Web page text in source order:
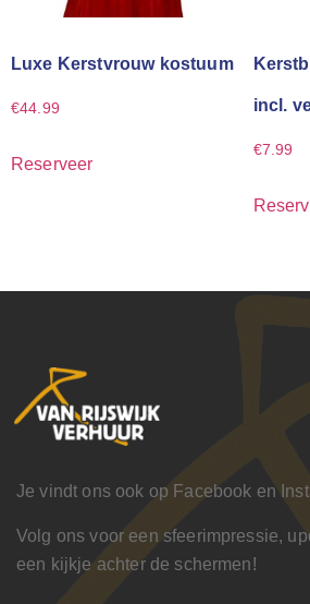
Luxe Kerstvrouw kostuum
€44.99
Reserveer
incl.
€7.99
Je vindt ons ook op Facebook en
Volg ons voor een sfeerimpressie,
een kijkje achter de schermen!